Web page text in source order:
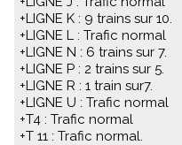
+LIGNE K : 9 trains sur 10.
+LIGNE L : Trafic normal
+LIGNE N : 6 trains sur 7.
+LIGNE P : 2 trains sur 5.
+LIGNE R : 1 train sur7.
+LIGNE U : Trafic normal
+T4 : Trafic normal
+T 11 : Trafic normal.